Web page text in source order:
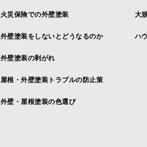
火災保険での外壁塗装
外壁塗装をしないとどうなるのか
外壁塗装の剥がれ
屋根・外壁塗装トラブルの防止策
外壁・屋根塗装の色選び
大
ハ